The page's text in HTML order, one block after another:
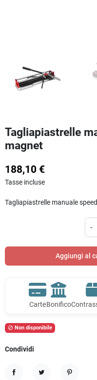
Tagliapiastrelle
magnet
188,10 €
Tasse incluse
Tagliapiastrelle manuale
-
Aggiungi al
CarteBonifico
 Non disponibile
Condividi